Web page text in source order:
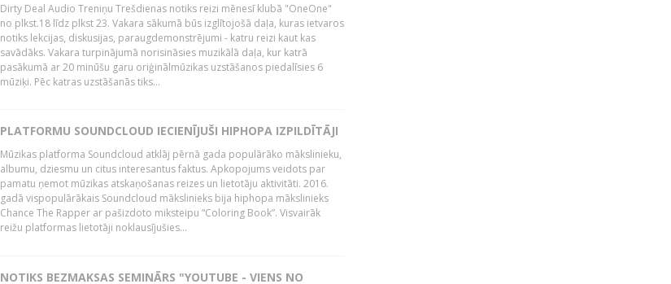
Dirty Deal Audio Treniņu Trešdienas notiks reizi mēnesī klubā "OneOne"
no plkst.18 līdz plkst 23. Vakara sākumā būs izglītojošā daļa, kuras ietvaros
notiks lekcijas, diskusijas, paraugdemonstrējumi - katru reizi kaut kas
savādāks. Vakara turpinājumā norisināsies muzikālā daļa, kur katrā
pasākumā ar 20 minūšu garu oriģinālmūzikas uzstāšanos piedalīsies 6
mūziķi. Pēc katras uzstāšanās tiks...
PLATFORMU SOUNDCLOUD IECIENĪJUŠI HIPHOPA IZPILDĪTĀJI
Mūzikas platforma Soundcloud atklāj pērnā gada populārāko mākslinieku,
albumu, dziesmu un citus interesantus faktus. Apkopojums veidots par
pamatu ņemot mūzikas atskaņošanas reizes un lietotāju aktivitāti. 2016.
gadā vispopulārākais Soundcloud mākslinieks bija hiphopa mākslinieks
Chance The Rapper ar pašizdoto miksteipu “Coloring Book”. Visvairāk
reižu platformas lietotāji noklausījušies...
NOTIKS BEZMAKSAS SEMINĀRS "YOUTUBE - VIENS NO